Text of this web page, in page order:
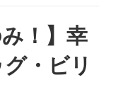
！】幸
・ビリ